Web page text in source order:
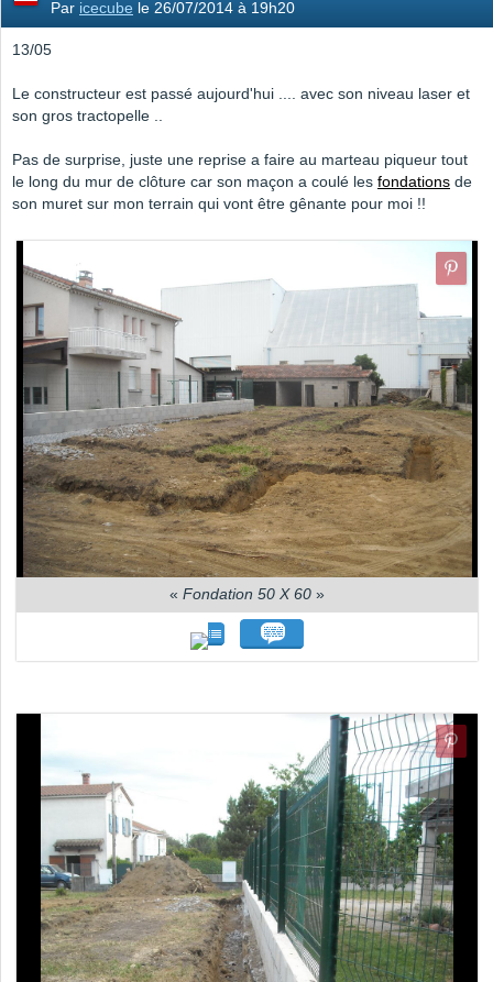
Par icecube le 26/07/2014 à 19h20
13/05
Le constructeur est passé aujourd'hui .... avec son niveau laser et
son gros tractopelle ..
Pas de surprise, juste une reprise a faire au marteau piqueur tout
le long du mur de clôture car son maçon a coulé les fondations de
son muret sur mon terrain qui vont être gênante pour moi !!
« Fondation 50 X 60 »